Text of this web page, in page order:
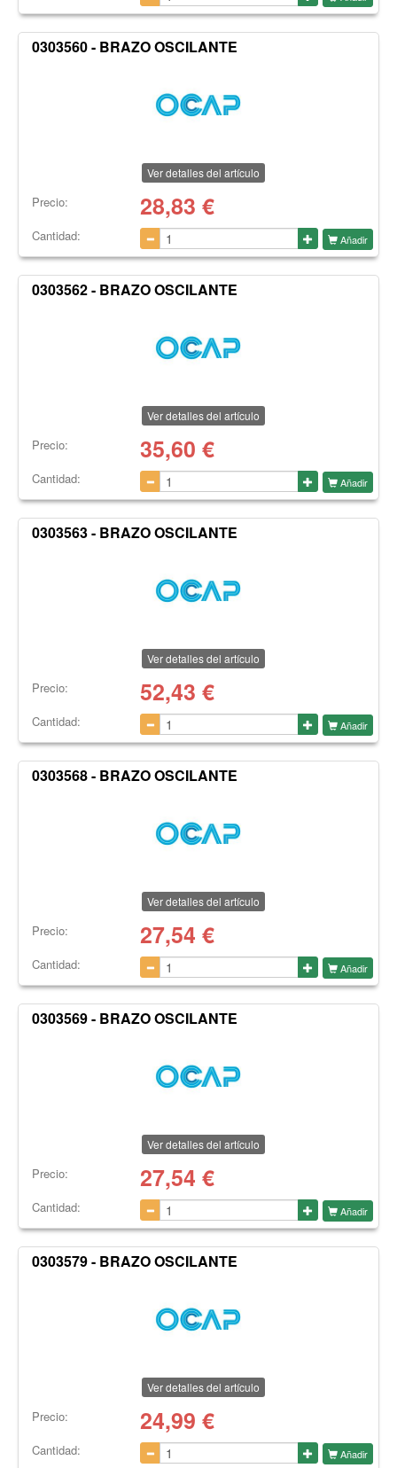
0303560 - BRAZO OSCILANTE
Ver detalles del artículo
Precio: 28,83 €
Cantidad: Añadir
0303562 - BRAZO OSCILANTE
Ver detalles del artículo
Precio: 35,60 €
Cantidad: Añadir
0303563 - BRAZO OSCILANTE
Ver detalles del artículo
Precio: 52,43 €
Cantidad: Añadir
0303568 - BRAZO OSCILANTE
Ver detalles del artículo
Precio: 27,54 €
Cantidad: Añadir
0303569 - BRAZO OSCILANTE
Ver detalles del artículo
Precio: 27,54 €
Cantidad: Añadir
0303579 - BRAZO OSCILANTE
Ver detalles del artículo
Precio: 24,99 €
Cantidad: Añadir